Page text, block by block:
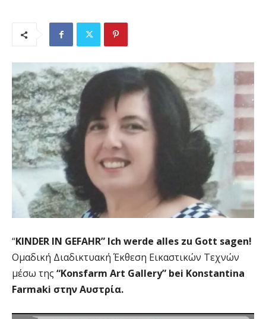
“KINDER IN GEFAHR” Ich werde alles zu Gott sagen!
Ομαδική Διαδικτυακή Έκθεση Εικαστικών Τεχνών
μέσω της “Konsfarm Art Gallery” bei Konstantina
Farmaki στην Αυστρία.